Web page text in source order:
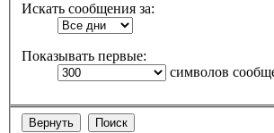
Искать сообщения за:
Показывать первые:
символов